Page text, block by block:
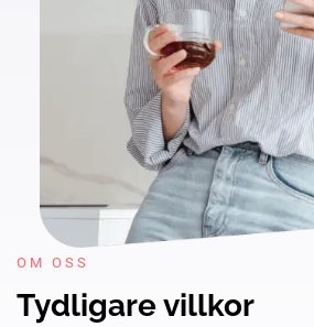
OM OSS
Tydligare villkor